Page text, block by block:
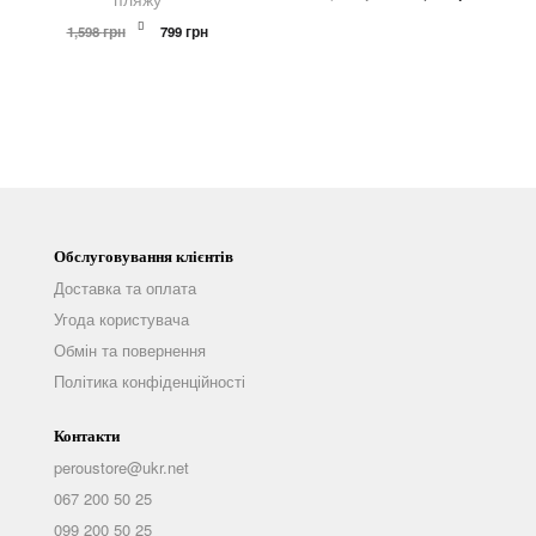
1,598грн
Оригінальна
799грнПоточна
ціна:
Обслуговування клієнтів
Доставка та оплата
Угода користувача
Обмін та повернення
Політика конфіденційності
Контакти
peroustore@ukr.net
067 200 50 25
099 200 50 25